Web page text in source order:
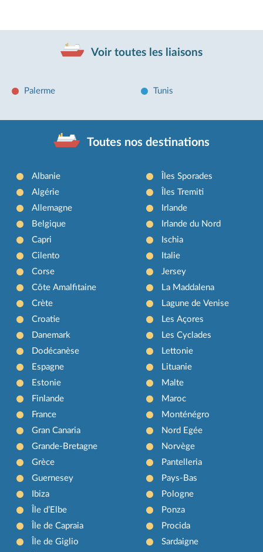
Voir toutes les liaisons
Palerme Tunis
Toutes nos destinations
Albanie
Algérie
Allemagne
Belgique
Capri
Cilento
Corse
Côte Amalfitaine
Crète
Croatie
Danemark
Dodécanèse
Espagne
Estonie
Finlande
France
Gran Canaria
Grande-Bretagne
Grèce
Guernesey
Ibiza
Île d’Elbe
Île de Capraia
Île de Giglio
Îles Sporades
Îles Tremiti
Irlande
Irlande du Nord
Ischia
Italie
Jersey
La Maddalena
Lagune de Venise
Les Açores
Les Cyclades
Lettonie
Lituanie
Malte
Maroc
Monténégro
Nord Egée
Norvège
Pantelleria
Pays-Bas
Pologne
Ponza
Procida
Sardaigne